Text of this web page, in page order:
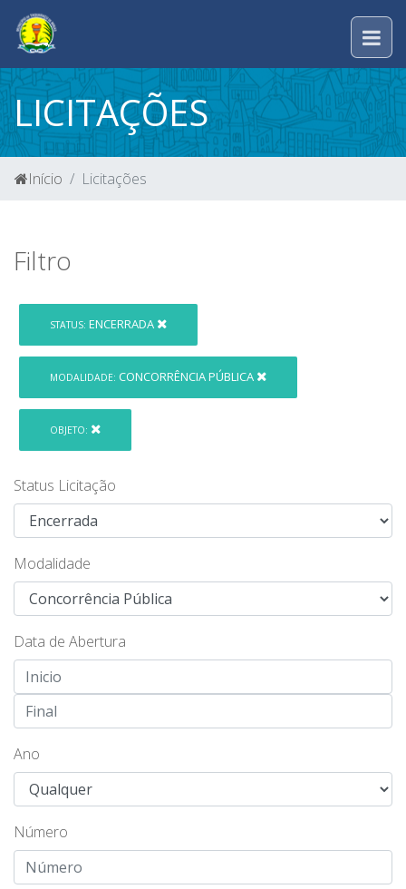
LICITAÇÕES
Início Licitações
Filtro
STATUS: ENCERRADA
MODALIDADE: CONCORRÊNCIA PÚBLICA
OBJETO:
Status Licitação
Modalidade
Data de Abertura
Ano
Número